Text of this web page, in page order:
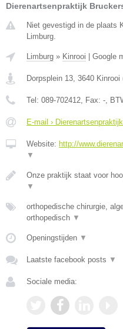
Dierenartsenpraktijk
Niet gevestigd in de plaats
Limburg.
Limburg » Kinrooi Google
Dorpsplein 13, 3640 Kinrooi
Tel: 089-702412, Fax: -,
E-mail ›
Website: http://
▼
Onze praktijk staat voor
▼
orthopedische chirurgie,
orthopedisch ▼
Openingstijden ▼
Laatste facebook posts ▼
Sociale media: